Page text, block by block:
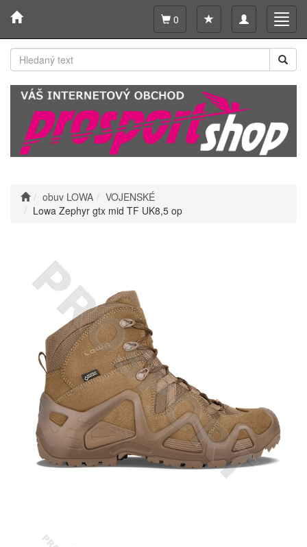
Toggle
navigation
0
obuv LOWA
VOJENSKÉ
Lowa Zephyr gtx mid TF UK8,5 op